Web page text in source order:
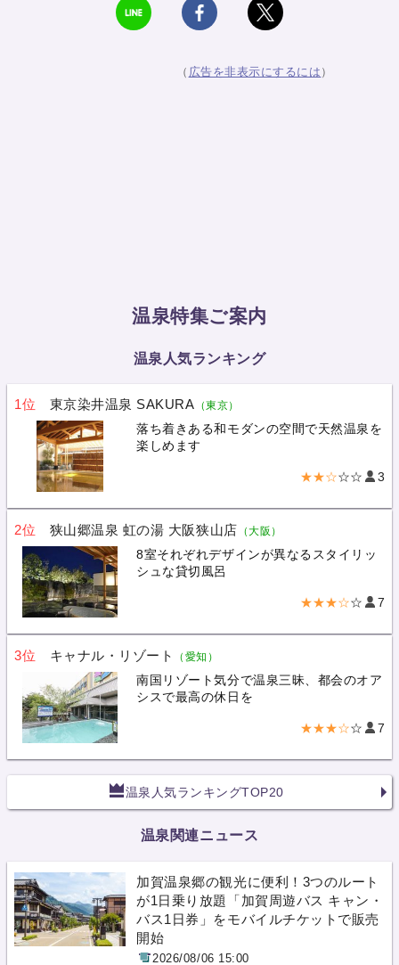
（ 広告を非表示にするには ）
温泉特集ご案内
温泉人気ランキング
1位 東京染井温泉 SAKURA （東京）
落ち着きある和モダンの空間で天然温泉を
楽しめます
★★☆☆☆ 3
2位 狭山郷温泉 虹の湯 大阪狭山店 （大阪）
8室それぞれデザインが異なるスタイリッ
シュな貸切風呂
★★★☆☆ 7
3位 キャナル・リゾート （愛知）
南国リゾート気分で温泉三昧、都会のオア
シスで最高の休日を
★★★☆☆ 7
温泉人気ランキングTOP20
温泉関連ニュース
加賀温泉郷の観光に便利！3つのルート
が1日乗り放題「加賀周遊バス キャン・
バス1日券」をモバイルチケットで販売
開始
2026/08/06 15:00